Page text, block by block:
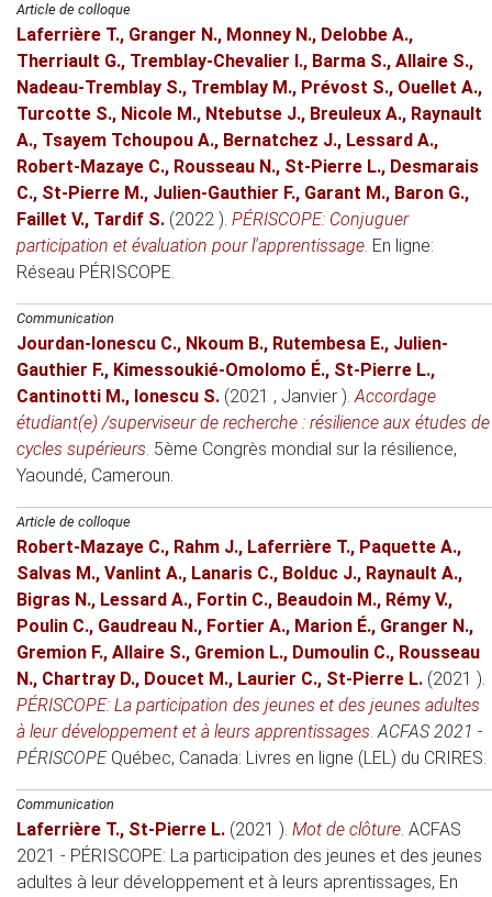
Article de colloque
Laferrière T., Granger N., Monney N., Delobbe A.,
Therriault G., Tremblay-Chevalier I., Barma S., Allaire S.,
Nadeau-Tremblay S., Tremblay M., Prévost S., Ouellet A.,
Turcotte S., Nicole M., Ntebutse J., Breuleux A., Raynault
A., Tsayem Tchoupou A., Bernatchez J., Lessard A.,
Robert-Mazaye C., Rousseau N., St-Pierre L., Desmarais
C., St-Pierre M., Julien-Gauthier F., Garant M., Baron G.,
Faillet V., Tardif S. (2022 ). PÉRISCOPE: Conjuguer
participation et évaluation pour l'apprentissage. En ligne:
Réseau PÉRISCOPE.
Communication
Jourdan-Ionescu C., Nkoum B., Rutembesa E., Julien-
Gauthier F., Kimessoukié-Omolomo É., St-Pierre L.,
Cantinotti M., Ionescu S. (2021 , Janvier ).Accordage
étudiant(e) /superviseur de recherche : résilience aux études de
cycles supérieurs. 5ème Congrès mondial sur la résilience,
Yaoundé, Cameroun.
Article de colloque
Robert-Mazaye C., Rahm J., Laferrière T., Paquette A.,
Salvas M., Vanlint A., Lanaris C., Bolduc J., Raynault A.,
Bigras N., Lessard A., Fortin C., Beaudoin M., Rémy V.,
Poulin C., Gaudreau N., Fortier A., Marion É., Granger N.,
Gremion F., Allaire S., Gremion L., Dumoulin C., Rousseau
N., Chartray D., Doucet M., Laurier C., St-Pierre L. (2021 ).
PÉRISCOPE: La participation des jeunes et des jeunes adultes
à leur développement et à leurs apprentissages.ACFAS 2021 -
PÉRISCOPE Québec, Canada: Livres en ligne (LEL) du CRIRES.
Communication
Laferrière T., St-Pierre L. (2021 ). Mot de clôture. ACFAS
2021 - PÉRISCOPE: La participation des jeunes et des jeunes
adultes à leur développement et à leurs aprentissages, En